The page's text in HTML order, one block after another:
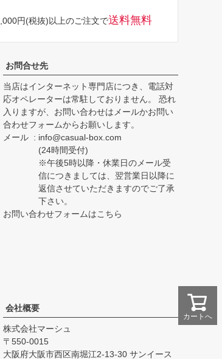
カートへ
円(税抜)以上のご注文で送料無料
お問合せ先
当店はインターネット専門店につき、電話対
応オペレーターは常駐しておりません。 恐れ
入りますが、お問い合わせはメールかお問い
合わせフォームからお願いします。
メール
info@casual-box.com
(24時間受付)
※午後5時以降・休業日のメール受
信につきましては、翌営業日以降に
返信させていただきますのでご了承
下さい。
お問い合わせフォームはこちら
会社概要
株式会社マーシュ
550-0015
大阪府大阪市西区南堀江2-13-30 サンイース